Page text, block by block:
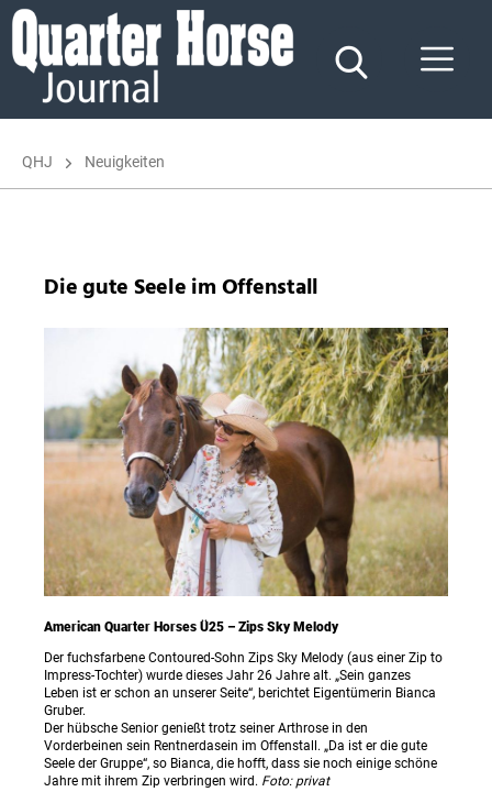
Quarter
Horse
Journal
QHJ Neuigkeiten
Die gute Seele im Offenstall
American Quarter Horses Ü25 – Zips Sky Melody
Der fuchsfarbene Contoured-Sohn Zips Sky Melody (aus einer Zip to
Impress-Tochter) wurde dieses Jahr 26 Jahre alt. „Sein ganzes
Leben ist er schon an unserer Seite“, berichtet Eigentümerin Bianca
Gruber.
Der hübsche Senior genießt trotz seiner Arthrose in den
Vorderbeinen sein Rentnerdasein im Offenstall. „Da ist er die gute
Seele der Gruppe“, so Bianca, die hofft, dass sie noch einige schöne
Jahre mit ihrem Zip verbringen wird. Foto: privat